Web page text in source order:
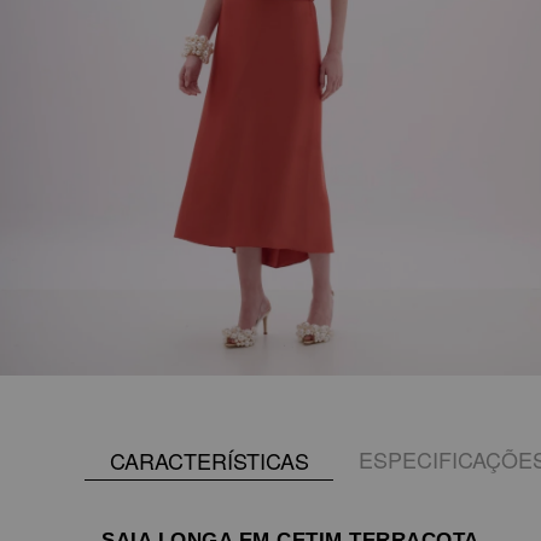
CARACTERÍSTICAS